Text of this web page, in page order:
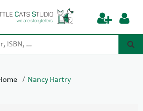
/ Nancy Hartry